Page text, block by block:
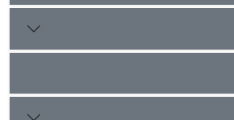
و چابک دارای نقش میانجی جزئی در این
سرمایه فکری برای ارتقای عملکرد نوآوری
است اما برای بهره‌برداری موثر از این
تولید ‌کننده تجهیزات پزشکی باید از
همچون قابلیت پیکربندی مجدد دیجیتال